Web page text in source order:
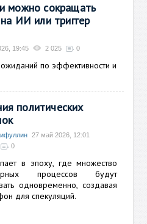
можно сокращать
ИИ или триггер
19:45 2 025 0
по эффективности и
политических
27 май 2026, 12:01
0
в эпоху, где множество
процессов будут
одновременно, создавая
для спекуляций.